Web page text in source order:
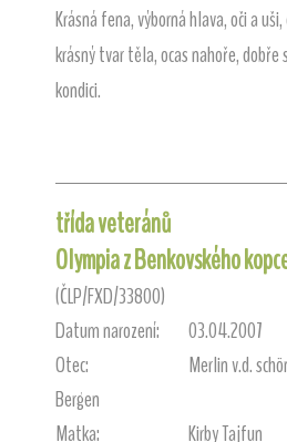
Krásná fena, výborná hlava, oči a
krásný tvar těla, ocas nahoře, dobře
kondici.
třída veteránů
Olympia z Benkovského
(ČLP/FXD/33800)
Datum narození:
03.04.2007
Otec:
Merlin v.d.
Bergen
Matka:
Kirby Tajfun